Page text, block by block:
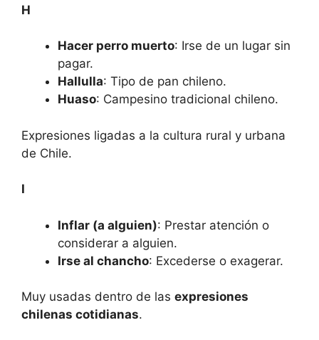
H
Hacer perro muerto: Irse de un lugar sin
pagar.
Hallulla: Tipo de pan chileno.
Huaso: Campesino tradicional chileno.
Expresiones ligadas a la cultura rural y urbana
de Chile.
I
Inflar (a alguien): Prestar atención o
considerar a alguien.
Irse al chancho: Excederse o exagerar.
Muy usadas dentro de las expresiones
chilenas cotidianas.
¡Comenzó a Nevar!
Descubre todo lo que puedes hacer en
invierno en Chile